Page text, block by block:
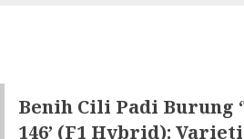
Benih Cili Padi Burung
146’ (F1 Hybrid):